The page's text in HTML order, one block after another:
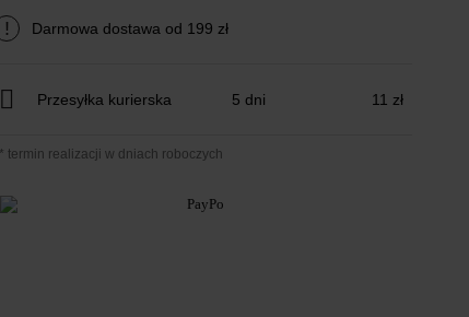
! Darmowa dostawa od 199 zł
Przesyłka kurierska 5 dni 11 zł
* termin realizacji w dniach roboczych